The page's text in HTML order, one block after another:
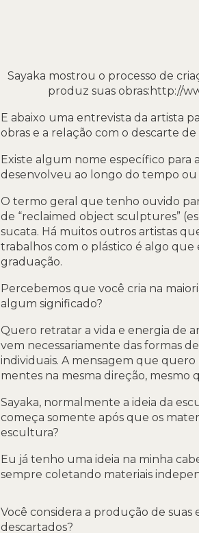
Sayaka mostrou o processo de
produz suas obras:http://
E abaixo uma entrevista da artista
obras e a relação com o descarte
Existe algum nome específico para
desenvolveu ao longo do tempo
O termo geral que tenho ouvido
de “reclaimed object sculptures”
sucata. Há muitos outros artistas
trabalhos com o plástico é algo
graduação.
Percebemos que você cria na
algum significado?
Quero retratar a vida e energia de
vem necessariamente das formas
individuais. A mensagem que
mentes na mesma direção, mesmo
Sayaka, normalmente a ideia da
começa somente após que os
escultura?
Eu já tenho uma ideia na minha
sempre coletando materiais
Você considera a produção de
descartados?